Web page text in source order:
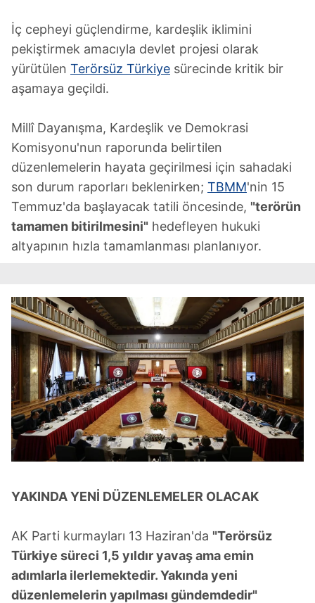
İç cepheyi güçlendirme, kardeşlik iklimini
pekiştirmek amacıyla devlet projesi olarak
yürütülen Terörsüz Türkiye sürecinde kritik bir
aşamaya geçildi.
Millî Dayanışma, Kardeşlik ve Demokrasi
Komisyonu'nun raporunda belirtilen
düzenlemelerin hayata geçirilmesi için sahadaki
son durum raporları beklenirken; TBMM'nin 15
Temmuz'da başlayacak tatili öncesinde, "terörün
tamamen bitirilmesini" hedefleyen hukuki
altyapının hızla tamamlanması planlanıyor.
YAKINDA YENİ DÜZENLEMELER OLACAK
AK Parti kurmayları 13 Haziran'da "Terörsüz
Türkiye süreci 1,5 yıldır yavaş ama emin
adımlarla ilerlemektedir. Yakında yeni
düzenlemelerin yapılması gündemdedir"